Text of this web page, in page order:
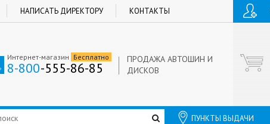
НАПИСАТЬ ДИРЕКТОРУ КОНТАКТЫ
Интернет-магазин Бесплатно
8-800-555-86-85
ПРОДАЖА АВТОШИН И
ДИСКОВ
ПУНКТЫ ВЫДАЧИ